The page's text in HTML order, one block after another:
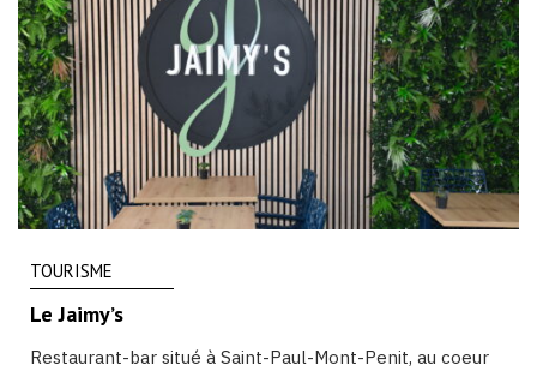
TOURISME
Le Jaimy’s
Restaurant-bar situé à Saint-Paul-Mont-Penit, au coeur